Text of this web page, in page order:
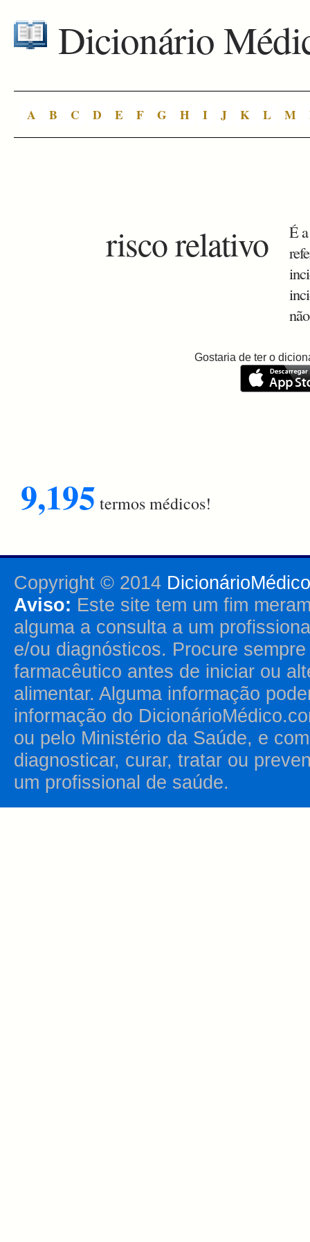
Dicionário
A B C D E F G H I J K L M
risco relativo
É
Gostaria de ter o
9,195 termos médicos!
Copyright © 2014
Aviso: Este site tem um fim
alguma a consulta a um
e/ou diagnósticos. Procure
farmacêutico antes de iniciar ou
alimentar. Alguma informação
informação do
ou pelo Ministério da Saúde, e
diagnosticar, curar, tratar ou
um profissional de saúde.